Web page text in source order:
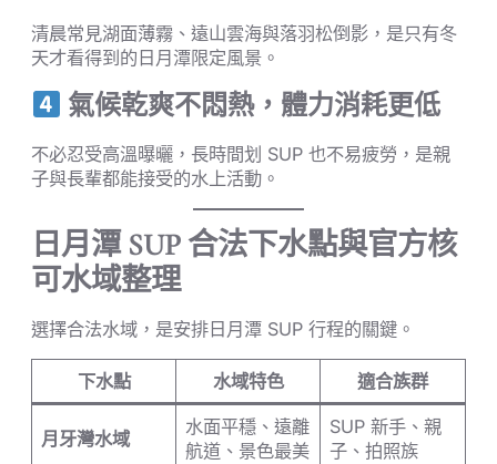
清晨常見湖面薄霧、遠山雲海與落羽松倒影，是只有冬
天才看得到的日月潭限定風景。
氣候乾爽不悶熱，體力消耗更低
不必忍受高溫曝曬，長時間划 SUP 也不易疲勞，是親
子與長輩都能接受的水上活動。
日月潭 SUP 合法下水點與官方核
可水域整理
選擇合法水域，是安排日月潭 SUP 行程的關鍵。
下水點 水域特色 適合族群
月牙灣水域
水面平穩、遠離
航道、景色最美
SUP 新手、親
子、拍照族